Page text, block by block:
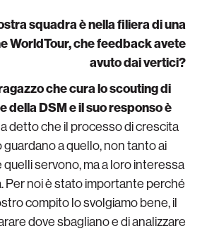
squadra è nella filiera di una
WorldTour, che feedback avete
avuto dai vertici?
che cura lo scouting di
della DSM e il suo responso è
detto che il processo di crescita
guardano a quello, non tanto ai
servono, ma a loro interessa
Per noi è stato importante perché
compito lo svolgiamo bene, il
dove sbagliano e di analizzare